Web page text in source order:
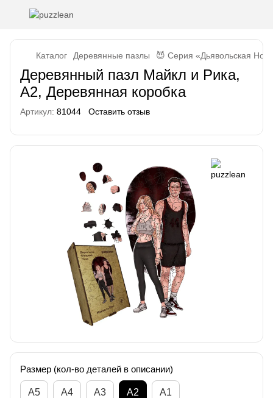
Каталог Деревянные пазлы 😈 Серия «Дьявольская
Деревянный пазл Майкл и Рика,
A2, Деревянная коробка
Артикул: 81044 Оставить отзыв
Размер (кол-во деталей в описании)
А5 А4 A3 A2 A1